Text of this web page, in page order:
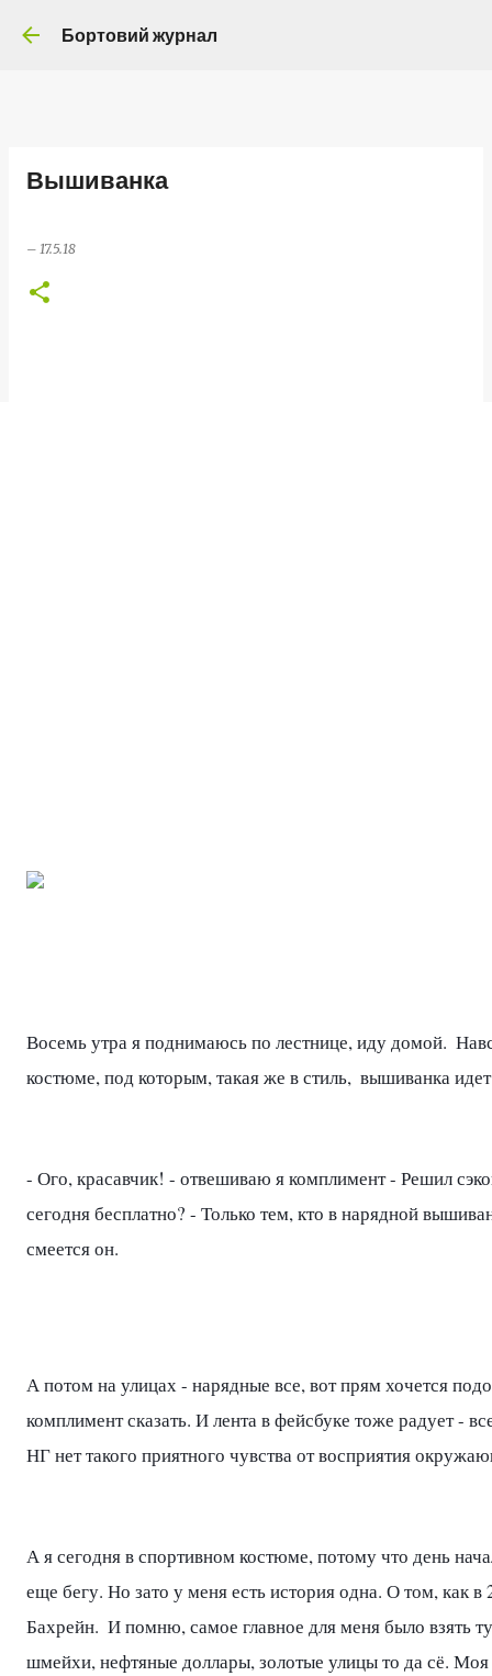
Бортовий журнал
Вышиванка
– 17.5.18
Восемь утра я поднимаюсь по лестнице, иду домой.
костюме, под которым, такая же в стиль,  вышиванка
- Ого, красавчик! - отвешиваю я комплимент - Решил
сегодня бесплатно? - Только тем, кто в нарядной
смеется он.
А потом на улицах - нарядные все, вот прям хочется
комплимент сказать. И лента в фейсбуке тоже радует -
НГ нет такого приятного чувства от восприятия
А я сегодня в спортивном костюме, потому что день
еще бегу. Но зато у меня есть история одна. О том, как в
Бахрейн.  И помню, самое главное для меня было взять
шмейхи, нефтяные доллары, золотые улицы то да сё.